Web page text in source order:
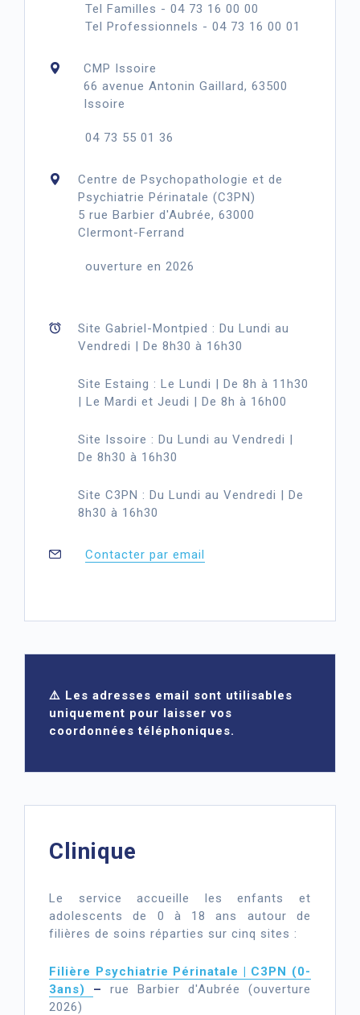
Tel Familles - 04 73 16 00 00
Tel Professionnels - 04 73 16 00 01
CMP Issoire
66 avenue Antonin Gaillard, 63500
Issoire
04 73 55 01 36
Centre de Psychopathologie et de
Psychiatrie Périnatale (C3PN)
5 rue Barbier d'Aubrée, 63000
Clermont-Ferrand
ouverture en 2026
Site Gabriel-Montpied : Du Lundi au
Vendredi | De 8h30 à 16h30
Site Estaing : Le Lundi | De 8h à 11h30
| Le Mardi et Jeudi | De 8h à 16h00
Site Issoire : Du Lundi au Vendredi |
De 8h30 à 16h30
Site C3PN : Du Lundi au Vendredi | De
8h30 à 16h30
Contacter par email
⚠️ Les adresses email sont utilisables
uniquement pour laisser vos
coordonnées téléphoniques.
Clinique
Le service accueille les enfants et
adolescents de 0 à 18 ans autour de
filières de soins réparties sur cinq sites :
Filière Psychiatrie Périnatale | C3PN (0-
3ans) – rue Barbier d'Aubrée (ouverture
2026)